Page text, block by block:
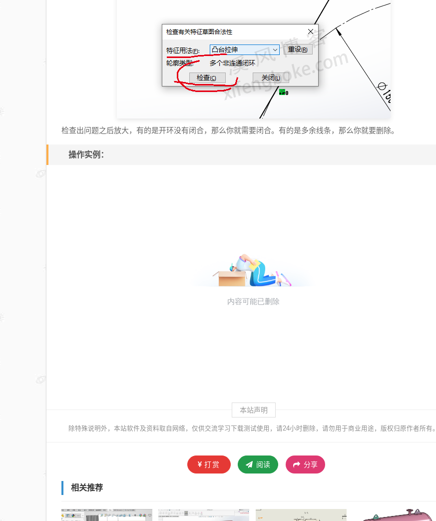
检查出问题之后放大，有的是开环没有闭合，那么你就需要闭合。有的是多余线条，那么你就要删除。
操作实例：
本站声明
除特殊说明外，本站软件及资料取自网络，仅供交流学习下载测试使用，请24小时删除，请勿用于商业用途，版权归原作者所有。
打赏 阅读 分享
相关推荐